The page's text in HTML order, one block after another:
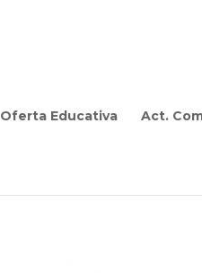
Oferta Educativa Act.